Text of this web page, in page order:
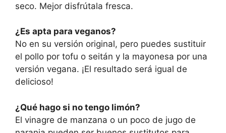
seco. Mejor disfrútala fresca.
¿Es apta para veganos?
No en su versión original, pero puedes sustituir
el pollo por tofu o seitán y la mayonesa por una
versión vegana. ¡El resultado será igual de
delicioso!
¿Qué hago si no tengo limón?
El vinagre de manzana o un poco de jugo de